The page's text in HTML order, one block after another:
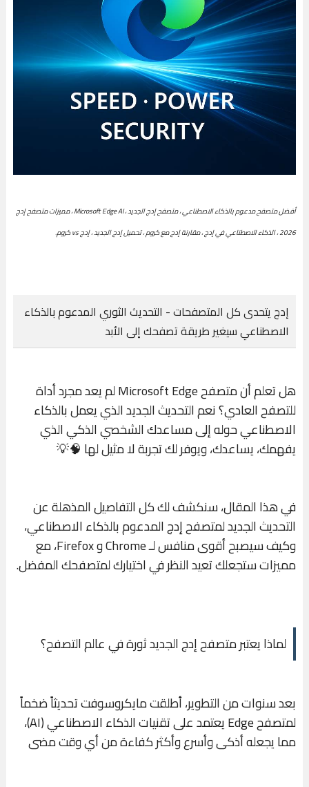
أفضل متصفح مدعوم بالذكاء الاصطناعي ، متصفح إدج الجديد ، Microsoft Edge AI ، مميزات متصفح إدج
2026 ، الذكاء الاصطناعي في إدج ، مقارنة إدج مع كروم ، تحميل إدج الجديد ، إدج vs كروم.
إدج يتحدى كل المتصفحات - التحديث الثوري المدعوم بالذكاء
الاصطناعي سيغير طريقة تصفحك إلى الأبد
هل تعلم أن متصفح Microsoft Edge لم يعد مجرد أداة
للتصفح العادي؟ نعم التحديث الجديد الذي يعمل بالذكاء
الاصطناعي حوله إلى مساعدك الشخصي الذكي الذي
يفهمك، يساعدك، ويوفر لك تجربة لا مثيل لها 🧠💡
في هذا المقال، سنكشف لك كل التفاصيل المذهلة عن
التحديث الجديد لمتصفح إدج المدعوم بالذكاء الاصطناعي،
وكيف سيصبح أقوى منافس لـ Chrome و Firefox، مع
مميزات ستجعلك تعيد النظر في اختيارك لمتصفحك المفضل.
لماذا يعتبر متصفح إدج الجديد ثورة في عالم التصفح؟
بعد سنوات من التطوير، أطلقت مايكروسوفت تحديثاً ضخماً
لمتصفح Edge يعتمد على تقنيات الذكاء الاصطناعي (AI)،
مما يجعله أذكى وأسرع وأكثر كفاءة من أي وقت مضى